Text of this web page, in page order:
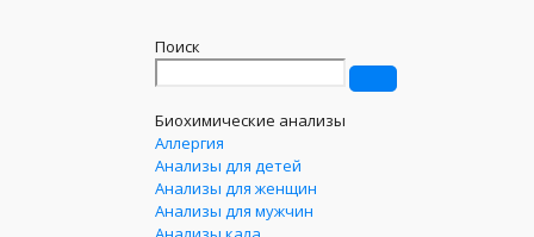
Поиск
Биохимические анализы
Аллергия
Анализы для детей
Анализы для женщин
Анализы для мужчин